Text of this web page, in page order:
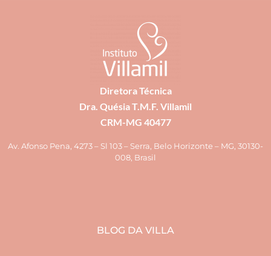
Diretora Técnica
Dra. Quésia T.M.F. Villamil
CRM-MG 40477
Av. Afonso Pena, 4273 – Sl 103 – Serra, Belo Horizonte – MG, 30130-
008, Brasil
BLOG DA VILLA